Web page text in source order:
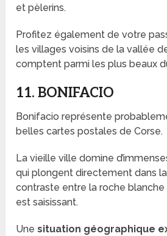
et pèlerins.
Profitez également de votre
les villages voisins de la vallée
comptent parmi les plus beaux
11. BONIFACIO
Bonifacio représente
belles cartes postales de Corse.
La vieille ville domine
qui plongent directement dans
contraste entre la roche blanche
est saisissant.
Unesituation géographique